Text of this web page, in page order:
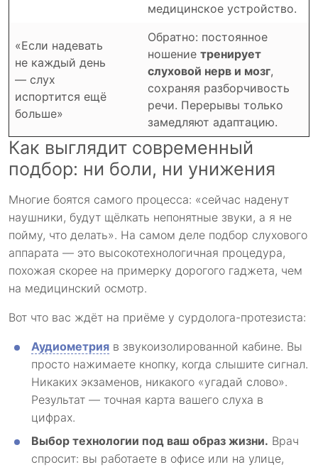
медицинское устройство.
«Если надевать
не каждый день
— слух
испортится ещё
больше»
Обратно: постоянное
ношение тренирует
слуховой нерв и мозг,
сохраняя разборчивость
речи. Перерывы только
замедляют адаптацию.
Как выглядит современный
подбор: ни боли, ни унижения
Многие боятся самого процесса: «сейчас наденут
наушники, будут щёлкать непонятные звуки, а я не
пойму, что делать». На самом деле подбор слухового
аппарата — это высокотехнологичная процедура,
похожая скорее на примерку дорогого гаджета, чем
на медицинский осмотр.
Вот что вас ждёт на приёме у сурдолога-протезиста:
Аудиометрия в звукоизолированной кабине. Вы
просто нажимаете кнопку, когда слышите сигнал.
Никаких экзаменов, никакого «угадай слово».
Результат — точная карта вашего слуха в
цифрах.
Выбор технологии под ваш образ жизни. Врач
спросит: вы работаете в офисе или на улице,